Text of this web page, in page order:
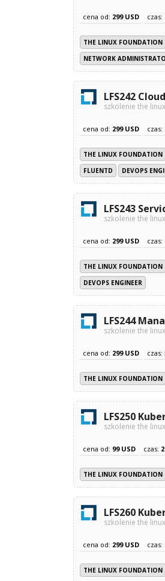
cena od: 299 USD czas:
THE LINUX FOUNDATION
NETWORK
LFS242
szkolenie the
cena od: 299 USD czas:
THE LINUX FOUNDATION
FLUENTD
DEVOPS
LFS243
szkolenie the
cena od: 299 USD czas:
THE LINUX FOUNDATION
DEVOPS ENGINEER
LFS244
szkolenie the
cena od: 299 USD czas:
THE LINUX FOUNDATION
LFS250
szkolenie the
cena od: 99 USD czas: 2
THE LINUX FOUNDATION
LFS260
szkolenie the
cena od: 299 USD czas:
THE LINUX FOUNDATION